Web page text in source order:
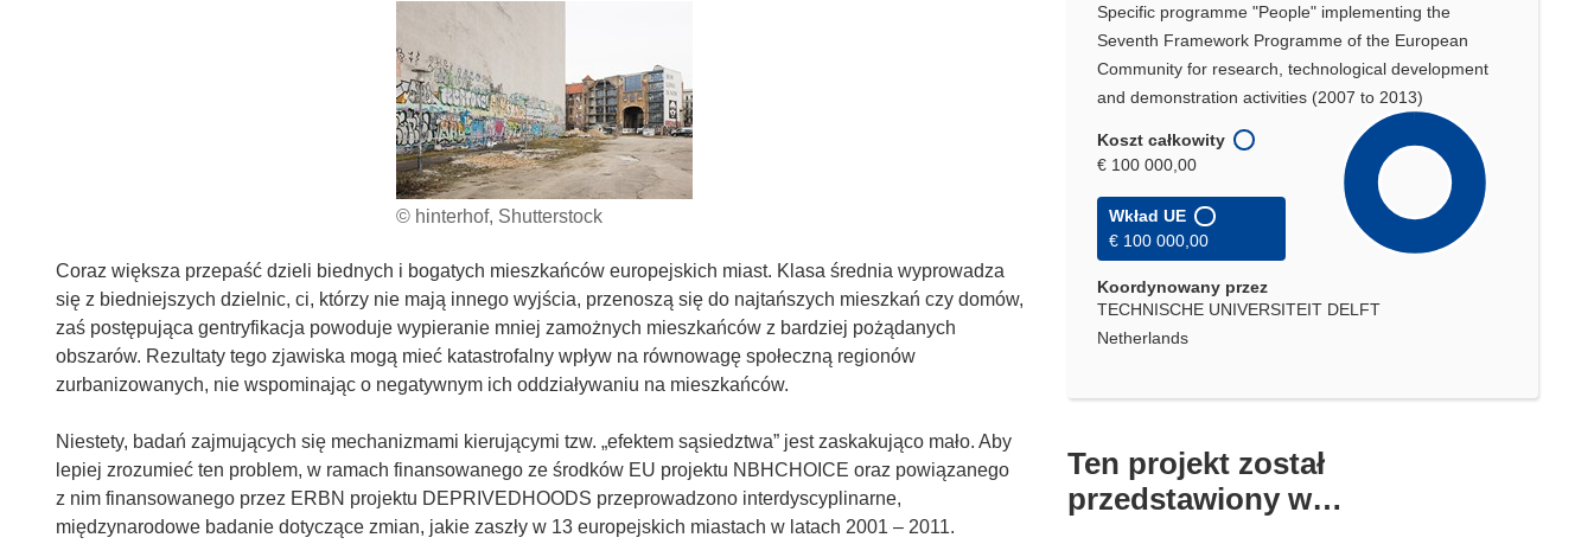
© hinterhof, Shutterstock
Coraz większa przepaść dzieli biednych i bogatych mieszkańców europejskich miast. Klasa średnia wyprowadza
się z biedniejszych dzielnic, ci, którzy nie mają innego wyjścia, przenoszą się do najtańszych mieszkań czy domów,
zaś postępująca gentryfikacja powoduje wypieranie mniej zamożnych mieszkańców z bardziej pożądanych
obszarów. Rezultaty tego zjawiska mogą mieć katastrofalny wpływ na równowagę społeczną regionów
zurbanizowanych, nie wspominając o negatywnym ich oddziaływaniu na mieszkańców.
Niestety, badań zajmujących się mechanizmami kierującymi tzw. „efektem sąsiedztwa” jest zaskakująco mało. Aby
lepiej zrozumieć ten problem, w ramach finansowanego ze środków EU projektu NBHCHOICE oraz powiązanego
z nim finansowanego przez ERBN projektu DEPRIVEDHOODS przeprowadzono interdyscyplinarne,
międzynarodowe badanie dotyczące zmian, jakie zaszły w 13 europejskich miastach w latach 2001 – 2011.
Specific programme "People" implementing the
Seventh Framework Programme of the European
Community for research, technological development
and demonstration activities (2007 to 2013)
Koszt całkowity
€ 100 000,00
Wkład UE
€ 100 000,00
Koordynowany przez
TECHNISCHE UNIVERSITEIT DELFT
Netherlands
Ten projekt został
przedstawiony w…